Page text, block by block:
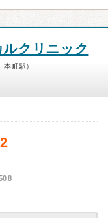
クリニック
町駅）